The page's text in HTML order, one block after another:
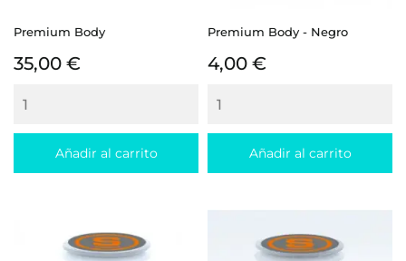
Premium Body
Precio
35,00 €
Añadir al carrito
Premium Body - Negro
Precio
4,00 €
Añadir al carrito